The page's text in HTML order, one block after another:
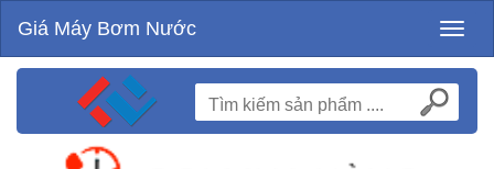
Giá Máy Bơm Nước